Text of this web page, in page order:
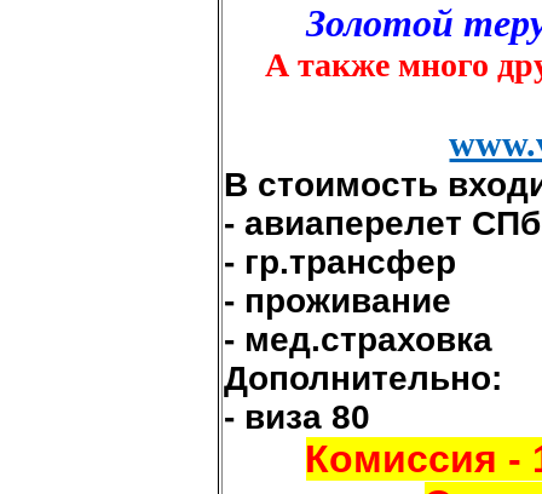
Золотой
А также много
В стоимость
- авиаперелет
- гр.трансфер
- проживание
- мед.страховка
Дополнительно:
- виза 80
Комиссия -